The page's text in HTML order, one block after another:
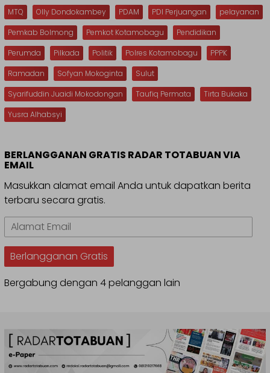
MTQ
Olly Dondokambey PDAM PDI Perjuangan
pelayanan
Pemkab Bolmong
Pemkot Kotamobagu
Pendidikan
Perumda
Pilkada Politik Polres Kotamobagu
PPPK
Ramadan
Sofyan Mokoginta
Sulut
Syarifuddin Juaidi Mokodongan
Taufiq Permata
Tirta Bukaka
Yusra Alhabsyi
BERLANGGANAN GRATIS RADAR TOTABUAN VIA
EMAIL
Masukkan alamat email Anda untuk dapatkan berita
terbaru secara gratis.
Alamat
Email
Berlangganan Gratis
Bergabung dengan 4 pelanggan lain